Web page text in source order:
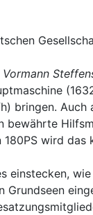
bringen.
bewährte
wird
einstecken,